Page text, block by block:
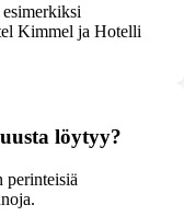
esimerkiksi
Kimmel ja Hotelli
löytyy?
perinteisiä